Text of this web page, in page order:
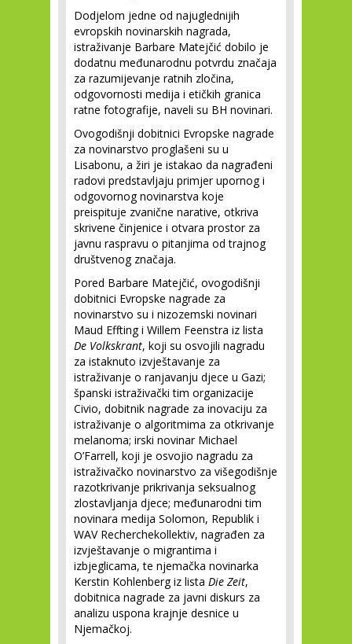
Dodjelom jedne od najuglednijih
evropskih novinarskih nagrada,
istraživanje Barbare Matejčić dobilo je
dodatnu međunarodnu potvrdu značaja
za razumijevanje ratnih zločina,
odgovornosti medija i etičkih granica
ratne fotografije, naveli su BH novinari.
Ovogodišnji dobitnici Evropske nagrade
za novinarstvo proglašeni su u
Lisabonu, a žiri je istakao da nagrađeni
radovi predstavljaju primjer upornog i
odgovornog novinarstva koje
preispituje zvanične narative, otkriva
skrivene činjenice i otvara prostor za
javnu raspravu o pitanjima od trajnog
društvenog značaja.
Pored Barbare Matejčić, ovogodišnji
dobitnici Evropske nagrade za
novinarstvo su i nizozemski novinari
Maud Effting i Willem Feenstra iz lista
De Volkskrant, koji su osvojili nagradu
za istaknuto izvještavanje za
istraživanje o ranjavanju djece u Gazi;
španski istraživački tim organizacije
Civio, dobitnik nagrade za inovaciju za
istraživanje o algoritmima za otkrivanje
melanoma; irski novinar Michael
O’Farrell, koji je osvojio nagradu za
istraživačko novinarstvo za višegodišnje
razotkrivanje prikrivanja seksualnog
zlostavljanja djece; međunarodni tim
novinara medija Solomon, Republik i
WAV Recherchekollektiv, nagrađen za
izvještavanje o migrantima i
izbjeglicama, te njemačka novinarka
Kerstin Kohlenberg iz lista Die Zeit,
dobitnica nagrade za javni diskurs za
analizu uspona krajnje desnice u
Njemačkoj.